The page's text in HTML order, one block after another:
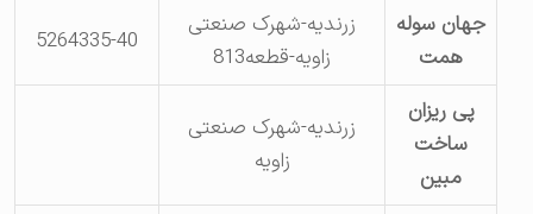
جهان سوله
همت
زرندیه-شهرک صنعتی
زاویه-قطعه813
5264335-40
پی ریزان
ساخت
مبین
زرندیه-شهرک صنعتی